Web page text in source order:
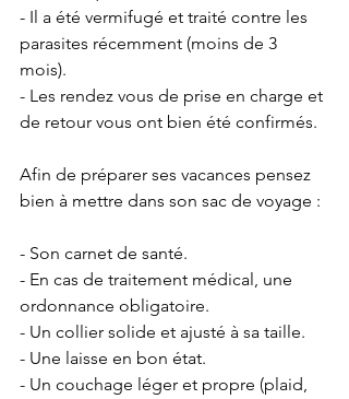
- Il a été vermifugé et traité contre les
parasites récemment (moins de 3
mois).
- Les rendez vous de prise en charge et
de retour vous ont bien été confirmés.
Afin de préparer ses vacances pensez
bien à mettre dans son sac de voyage :
- Son carnet de santé.
- En cas de traitement médical, une
ordonnance obligatoire.
- Un collier solide et ajusté à sa taille.
- Une laisse en bon état.
- Un couchage léger et propre (plaid,